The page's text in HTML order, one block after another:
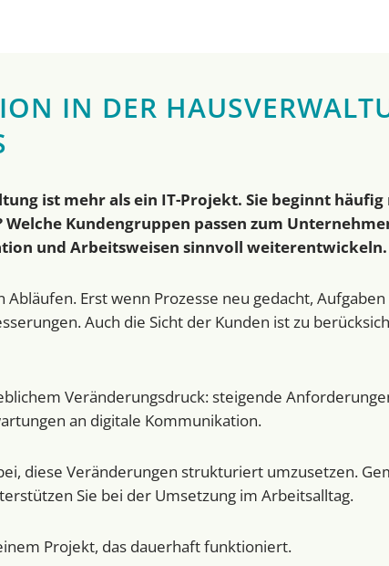
IN DER
ist mehr als ein IT-Projekt. Sie beginnt
Kundengruppen passen zum
und Arbeitsweisen sinnvoll weiterentwickeln.
Erst wenn Prozesse neu gedacht,
Auch die Sicht der Kunden ist zu
Veränderungsdruck: steigende
an digitale Kommunikation.
diese Veränderungen strukturiert umzusetzen.
Sie bei der Umsetzung im Arbeitsalltag.
Projekt, das dauerhaft funktioniert.